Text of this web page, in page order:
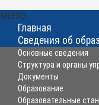
МЕНЮ
Главная
Сведения об
Основные сведения
Структура и органы
Документы
Образование
Образовательные